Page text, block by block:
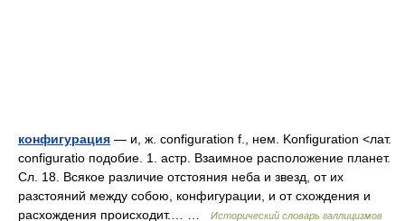
конфигурация — и, ж. configuration f., нем. Konfiguration <лат.
configuratio подобие. 1. астр. Взаимное расположение планет.
Сл. 18. Всякое различие отстояния неба и звезд, от их
разстояний между собою, конфигурации, и от схождения и
расхождения происходит.… …
Исторический словарь галлицизмов